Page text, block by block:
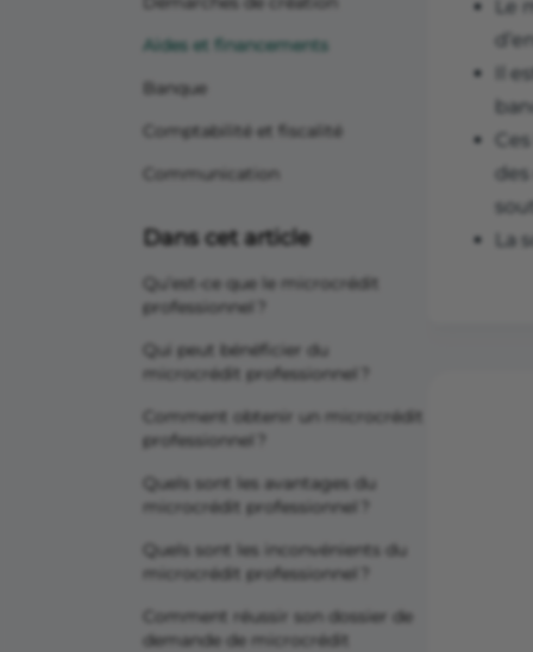
Aides et financements
Banque
Comptabilité et fiscalité
Communication
Dans cet article
Qu’est-ce que le microcrédit
professionnel ?
Qui peut bénéficier du
microcrédit professionnel ?
Comment obtenir un microcrédit
professionnel ?
Quels sont les avantages du
microcrédit professionnel ?
Quels sont les inconvénients du
microcrédit professionnel ?
Comment réussir son dossier de
demande de microcrédit
Le
Il